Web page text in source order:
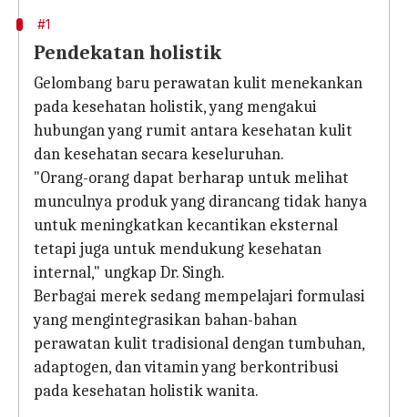
#1
Pendekatan holistik
Gelombang baru perawatan kulit menekankan
pada kesehatan holistik, yang mengakui
hubungan yang rumit antara kesehatan kulit
dan kesehatan secara keseluruhan.
"Orang-orang dapat berharap untuk melihat
munculnya produk yang dirancang tidak hanya
untuk meningkatkan kecantikan eksternal
tetapi juga untuk mendukung kesehatan
internal," ungkap Dr. Singh.
Berbagai merek sedang mempelajari formulasi
yang mengintegrasikan bahan-bahan
perawatan kulit tradisional dengan tumbuhan,
adaptogen, dan vitamin yang berkontribusi
pada kesehatan holistik wanita.